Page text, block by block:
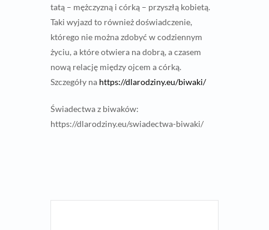
tatą – mężczyzną i córką – przyszłą kobietą.
Taki wyjazd to również doświadczenie,
którego nie można zdobyć w codziennym
życiu, a które otwiera na dobrą, a czasem
nową relację między ojcem a córką.
Szczegóły na https://dlarodziny.eu/biwaki/
Świadectwa z biwaków:
https://dlarodziny.eu/swiadectwa-biwaki/